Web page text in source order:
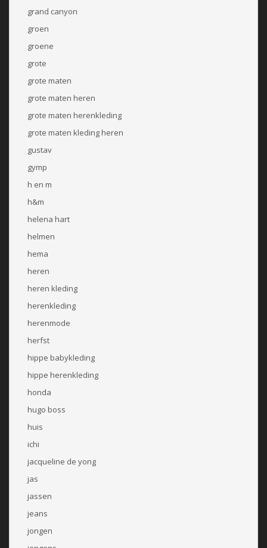
grand canyon
groen
groene
grote
grote maten
grote maten heren
grote maten herenkleding
grote maten kleding heren
gustav
gymp
h en m
h&m
helena hart
helmen
hema
heren
heren kleding
herenkleding
herenmode
herfst
hippe babykleding
hippe herenkleding
honda
hugo boss
huis
ichi
jacqueline de yong
jas
jassen
jeans
jongen